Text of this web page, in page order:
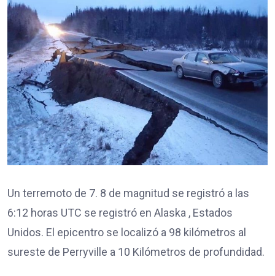
Un terremoto de 7. 8 de magnitud se registró a las
6:12 horas UTC se registró en Alaska , Estados
Unidos. El epicentro se localizó a 98 kilómetros al
sureste de Perryville a 10 Kilómetros de profundidad.